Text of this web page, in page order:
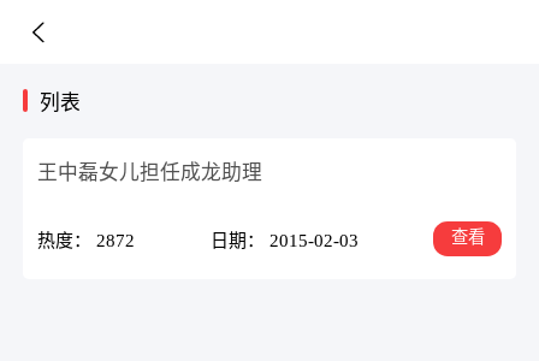
列表
王中磊女儿担任成龙助理
热度： 2872 日期： 2015-02-03 查看